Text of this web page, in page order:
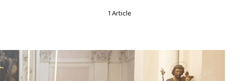
1 Article